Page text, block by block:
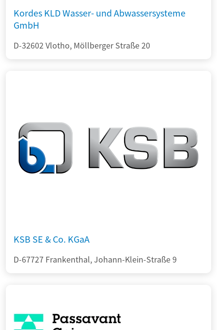
Kordes KLD Wasser- und Abwassersysteme
GmbH
D-32602 Vlotho, Möllberger Straße 20
KSB SE & Co. KGaA
D-67727 Frankenthal, Johann-Klein-Straße 9